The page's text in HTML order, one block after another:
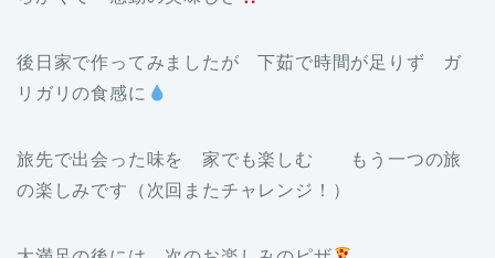
後日家で作ってみましたが 下茹で時間が足りず ガ
リガリの食感に
旅先で出会った味を 家でも楽しむ もう一つの旅
の楽しみです（次回またチャレンジ！）